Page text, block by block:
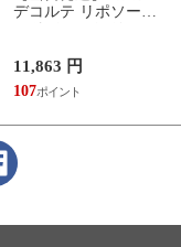
デコルテ リポソーム
イズ 100ml
11,863 円
107